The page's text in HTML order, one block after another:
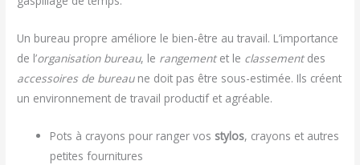
Un bureau propre améliore le bien-être au travail. L’importance
de l’organisation bureau, le rangementet le classementdes
accessoires de bureaune doit pas être sous-estimée. Ils créent
un environnement de travail productif et agréable.
Pots à crayons pour ranger vos stylos, crayons et autres
petites fournitures